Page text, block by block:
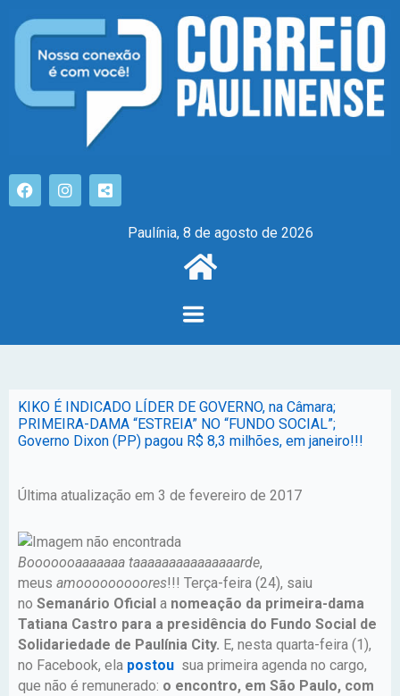
Paulínia, 8 de agosto de 2026
KIKO É INDICADO LÍDER DE GOVERNO, na Câmara;
PRIMEIRA-DAMA “ESTREIA” NO “FUNDO SOCIAL”;
Governo Dixon (PP) pagou R$ 8,3 milhões, em janeiro!!!
Última atualização em 3 de fevereiro de 2017
Booooooaaaaaaa taaaaaaaaaaaaaaarde,
meus amooooooooores!!! Terça-feira (24), saiu
no Semanário Oficial a nomeação da primeira-dama
Tatiana Castro para a presidência do Fundo Social de
Solidariedade de Paulínia City. E, nesta quarta-feira (1),
no Facebook, ela postou sua primeira agenda no cargo,
que não é remunerado: o encontro, em São Paulo, com